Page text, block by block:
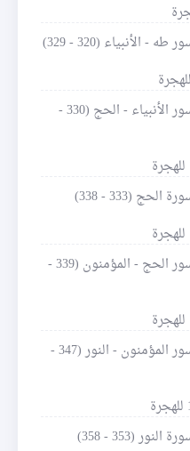
الأنبياء (320 - 329)
جلسة قرآنية من سور الأنبياء - الحج (330 -
(333 - 338)
جلسة قرآنية من سور الحج - المؤمنون (339 -
جلسة قرآنية من سور المؤمنون - النور (347 -
(353 - 358)